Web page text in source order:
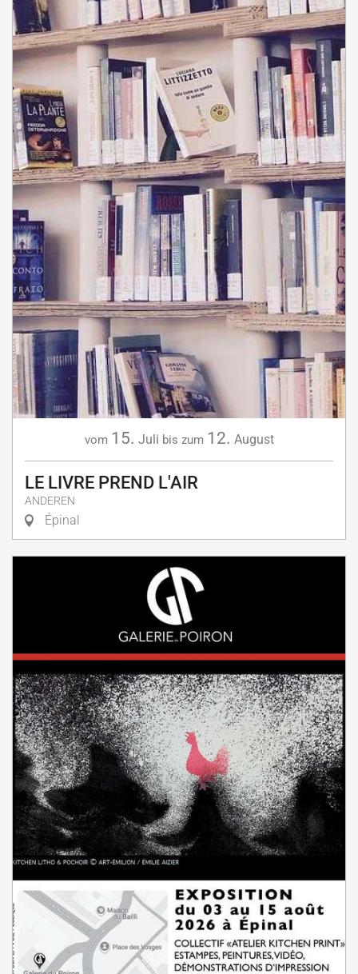
vom 15. Juli bis zum 12. August
LE LIVRE PREND L'AIR
ANDEREN
Épinal